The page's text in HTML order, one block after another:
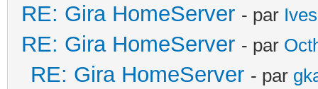
RE: Gira HomeServer - par Ives
RE: Gira HomeServer - par
RE: Gira HomeServer - par